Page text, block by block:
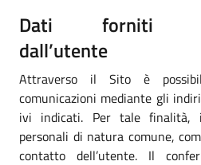
Dati forniti
dall’utente
Attraverso il Sito è
comunicazioni mediante gli
ivi indicati. Per tale finalità,
personali di natura comune,
contatto dell’utente. Il